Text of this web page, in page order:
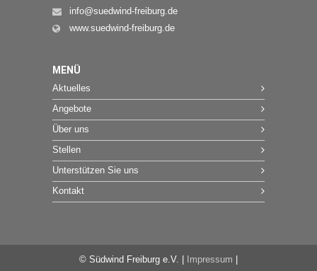
info@suedwind-freiburg.de
www.suedwind-freiburg.de
MENÜ
Aktuelles
Angebote
Über uns
Stellen
Unterstützen Sie uns
Kontakt
© Südwind Freiburg e.V. | Impressum